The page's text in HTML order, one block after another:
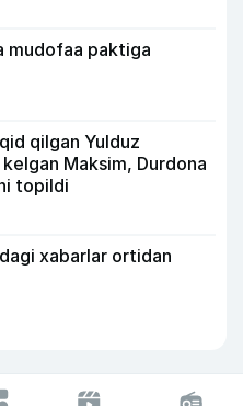
mudofaa paktiga
qilgan Yulduz
Maksim, Durdona
topildi
xabarlar ortidan